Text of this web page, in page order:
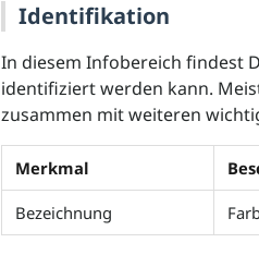
Identifikation
In diesem Infobereich findest
identifiziert werden kann.
zusammen mit weiteren
Merkmal
Bezeichnung